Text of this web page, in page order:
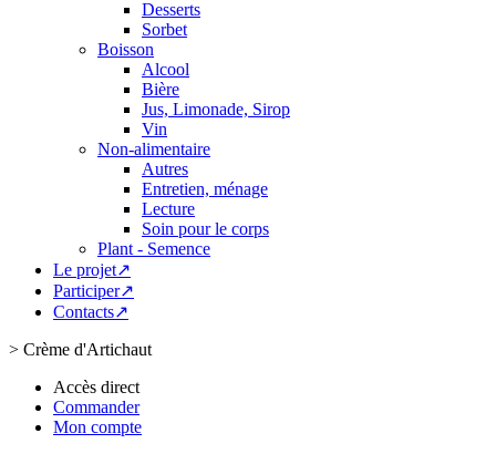
Desserts
Sorbet
Boisson
Alcool
Bière
Jus, Limonade, Sirop
Vin
Non-alimentaire
Autres
Entretien, ménage
Lecture
Soin pour le corps
Plant - Semence
Le projet↗
Participer↗
Contacts↗
> Crème d'Artichaut
Accès direct
Commander
Mon compte